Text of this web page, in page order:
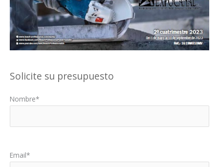
Solicite su presupuesto
Nombre*
Email*